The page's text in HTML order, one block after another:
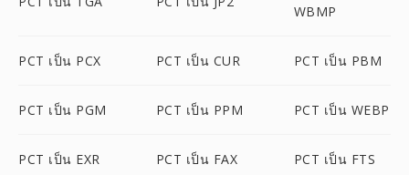
WBMP
PCT เป็น PCX PCT เป็น CUR PCT เป็น PBM
PCT เป็น PGM PCT เป็น PPM PCT เป็น WEBP
PCT เป็น EXR PCT เป็น FAX PCT เป็น FTS